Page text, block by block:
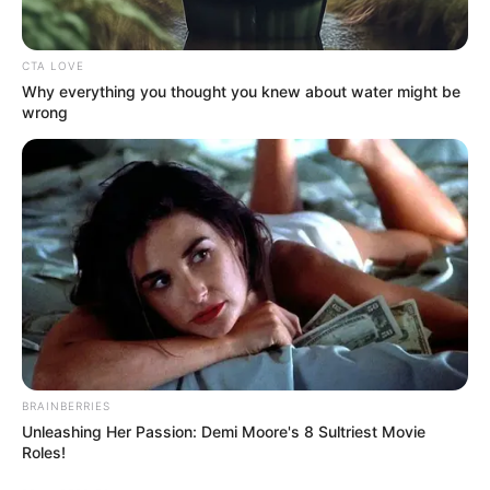
A politikai vita Magyarországon lehet éles. Lehet
valakit bírálni, lehet egy kormány döntései ellen
tüntetni, lehet miniszterelnököt, minisztert, pártot
vagy politikai irányt kemény szavakkal támadni. Ez
a demokrácia része. De a halállal, kivégzéssel,
fizikai megsemmisítéssel való fenyegetés már
egészen más kategória.
A felvételek korában ráadásul nincs olyan, hogy
valaki csak úgy „belekiabálja a tömegbe”. Ha egy
demonstráción emberek jól azonosíthatóan,
kamerák előtt tesznek fenyegető kijelentéseket,
akkor annak következménye lehet. A hatóságoknak
ilyenkor nem politikai szimpátia alapján kell
CTA LOVE
Why everything you thought you knew about water might be
wrong
BRAINBERRIES
Unleashing Her Passion: Demi Moore's 8 Sultriest Movie
Roles!